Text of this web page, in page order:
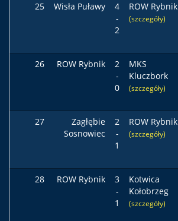
25 Wisła Puławy
4
-
2
ROW Rybnik
(szczegóły)
26 ROW Rybnik
2
-
0
MKS
Kluczbork
(szczegóły)
27
Zagłębie
Sosnowiec
2
-
1
ROW Rybnik
(szczegóły)
28 ROW Rybnik
3
-
1
Kotwica
Kołobrzeg
(szczegóły)